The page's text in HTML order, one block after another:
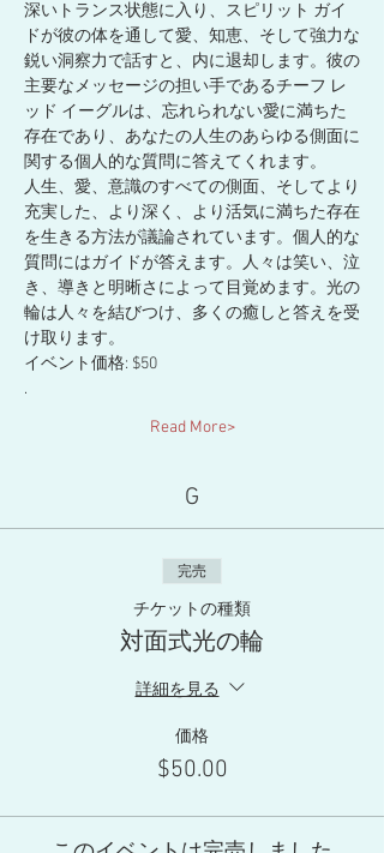
深いトランス状態に入り、スピリット ガイ
ドが彼の体を通して愛、知恵、そして強力な
鋭い洞察力で話すと、内に退却します。彼の
主要なメッセージの担い手であるチーフ レ
ッド イーグルは、忘れられない愛に満ちた
存在であり、あなたの人生のあらゆる側面に
関する個人的な質問に答えてくれます。
人生、愛、意識のすべての側面、そしてより
充実した、より深く、より活気に満ちた存在
を生きる方法が議論されています。個人的な
質問にはガイドが答えます。人々は笑い、泣
き、導きと明晰さによって目覚めます。光の
輪は人々を結びつけ、多くの癒しと答えを受
け取ります。
イベント価格: $50
.
Read More>
G
完売
チケットの種類
対面式光の輪
詳細を見る
価格
$50.00